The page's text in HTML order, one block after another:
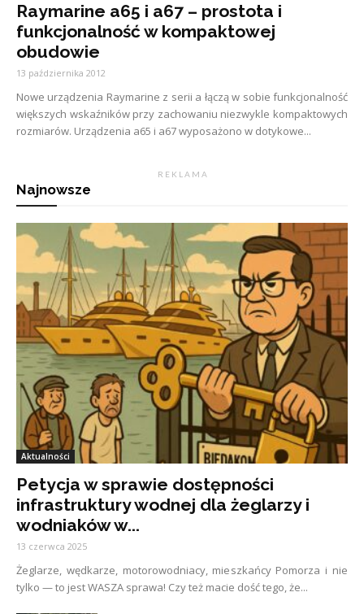
Raymarine a65 i a67 – prostota i
funkcjonalność w kompaktowej
obudowie
13 października 2012
Nowe urządzenia Raymarine z serii a łączą w sobie funkcjonalność
większych wskaźników przy zachowaniu niezwykle kompaktowych
rozmiarów. Urządzenia a65 i a67 wyposażono w dotykowe...
R E K L A M A
Najnowsze
Aktualności
Petycja w sprawie dostępności
infrastruktury wodnej dla żeglarzy i
wodniaków w...
13 czerwca 2025
Żeglarze, wędkarze, motorowodniacy, mieszkańcy Pomorza i nie
tylko — to jest WASZA sprawa! Czy też macie dość tego, że...